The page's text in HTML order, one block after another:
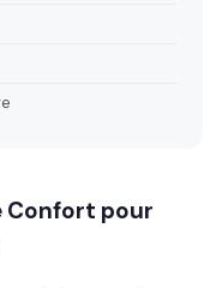
Confort pour